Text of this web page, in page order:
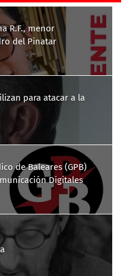
R.F., menor
del Pinatar
para atacar a la
de Baleares (GPB)
Digitales